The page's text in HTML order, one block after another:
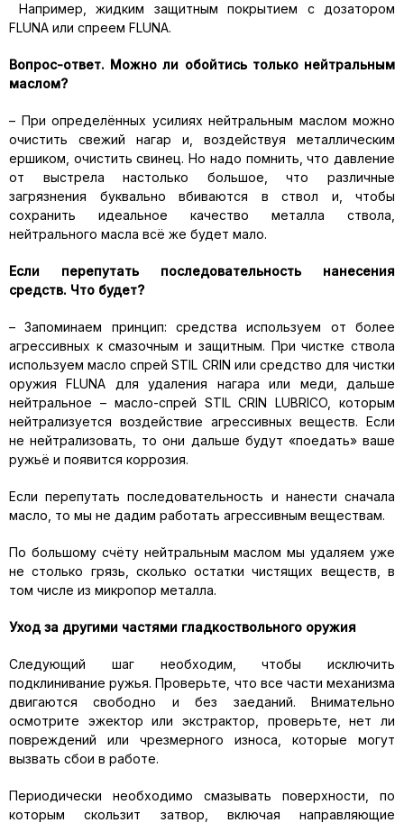
Например, жидким защитным покрытием с дозатором
FLUNA или спреем FLUNA.
Вопрос-ответ. Можно ли обойтись только нейтральным
маслом?
– При определённых усилиях нейтральным маслом можно
очистить свежий нагар и, воздействуя металлическим
ершиком, очистить свинец. Но надо помнить, что давление
от выстрела настолько большое, что различные
загрязнения буквально вбиваются в ствол и, чтобы
сохранить идеальное качество металла ствола,
нейтрального масла всё же будет мало.
Если перепутать последовательность нанесения
средств. Что будет?
– Запоминаем принцип: средства используем от более
агрессивных к смазочным и защитным. При чистке ствола
используем масло спрей STIL CRIN или средство для чистки
оружия FLUNA для удаления нагара или меди, дальше
нейтральное – масло-спрей STIL CRIN LUBRICO, которым
нейтрализуется воздействие агрессивных веществ. Если
не нейтрализовать, то они дальше будут «поедать» ваше
ружьё и появится коррозия.
Если перепутать последовательность и нанести сначала
масло, то мы не дадим работать агрессивным веществам.
По большому счёту нейтральным маслом мы удаляем уже
не столько грязь, сколько остатки чистящих веществ, в
том числе из микропор металла.
Уход за другими частями гладкоствольного оружия
Следующий шаг необходим, чтобы исключить
подклинивание ружья. Проверьте, что все части механизма
двигаются свободно и без заеданий. Внимательно
осмотрите эжектор или экстрактор, проверьте, нет ли
повреждений или чрезмерного износа, которые могут
вызвать сбои в работе.
Периодически необходимо смазывать поверхности, по
которым скользит затвор, включая направляющие